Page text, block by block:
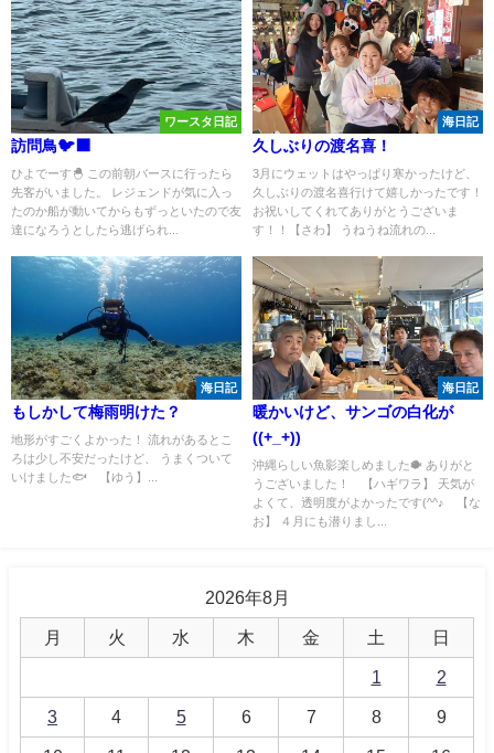
ワースタ日記
訪問鳥🐦‍⬛
ひよでーす🐣 この前朝バースに行ったら
先客がいました。 レジェンドが気に入っ
たのか船が動いてからもずっといたので友
達になろうとしたら逃げられ...
海日記
久しぶりの渡名喜！
3月にウェットはやっぱり寒かったけど、
久しぶりの渡名喜行けて嬉しかったです！
お祝いしてくれてありがとうございま
す！！【さわ】 うねうね流れの...
海日記
もしかして梅雨明けた？
地形がすごくよかった！ 流れがあるとこ
ろは少し不安だったけど、 うまくついて
いけました🐟 【ゆう】...
海日記
暖かいけど、サンゴの白化が
((+_+))
沖縄らしい魚影楽しめました🐡 ありがと
うございました！ 【ハギワラ】 天気が
よくて、透明度がよかったです(^^♪ 【な
お】 ４月にも潜りまし...
2026年8月
月 火 水 木 金 土 日
1 2
3 4 5 6 7 8 9